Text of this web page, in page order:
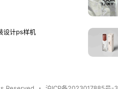
设计ps样机